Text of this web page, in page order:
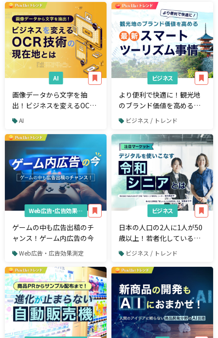
AI
画像データから文字を抽
出！ビジネスを変えるOCR
技術の現在地とは
AI
ビジネス
より便利で快適に！観光地
のブランド価値を高める最
新スマートツーリズム事情
ビジネス / トレンド
Web広告・広告効果測定
ゲームの中も広告出稿のチ
ャンス！ゲーム内広告の今
Web広告・広告効果測定
ビジネス
日本の人口の2人に1人が50
歳以上！若者化している
「令和シニア」のインサイ
ト
ビジネス / トレンド